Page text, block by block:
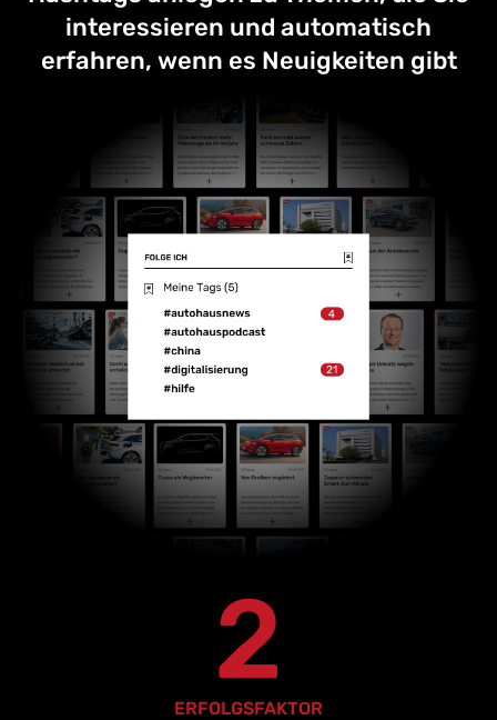
interessieren und automatisch
erfahren, wenn es Neuigkeiten gibt
2
ERFOLGSFAKTOR